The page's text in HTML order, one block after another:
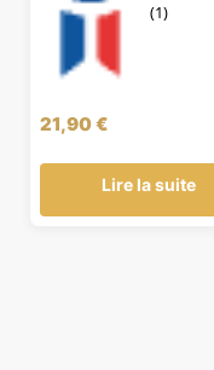
(1)
21,90€
Lire la suite